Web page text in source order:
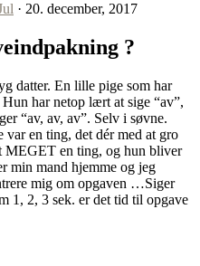
· 20. december, 2017
?
datter. En lille pige som har
har netop lært at sige “av”,
“av, av, av”. Selv i søvne.
en ting, det dér med at gro
MEGET en ting, og hun bliver
min mand hjemme og jeg
mig om opgaven …Siger
1, 2, 3 sek. er det tid til opgave